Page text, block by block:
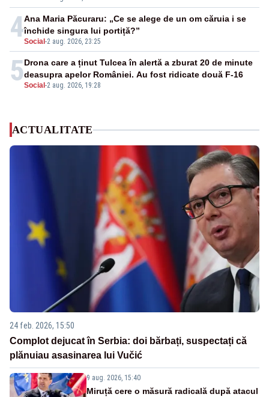
4Social -2 aug. 2026, 23:25
Ana Maria Păcuraru: „Ce se alege de un om căruia i se
închide singura lui portiță?”
5Social -2 aug. 2026, 19:28
Drona care a ținut Tulcea în alertă a zburat 20 de minute
deasupra apelor României. Au fost ridicate două F-16
ACTUALITATE
24 feb. 2026, 15:50
Complot dejucat în Serbia: doi bărbați, suspectați că
plănuiau asasinarea lui Vučić
9 aug. 2026, 15:40
Miruță cere o măsură radicală după atacul